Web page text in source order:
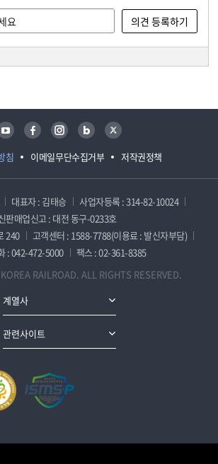
침 이메일무단수집거부 저작권정책
유튜브 페이스북 인스타그램 블로그 트위터
대표자 : 김태승
사업자등록 : 314-82-10024
판매업신고 : 대전 동구-0233호
240
고객센터 : 1588-7788(이용료 : 발신자부담)
: 042-472-5000
팩스 : 02-361-8385
RAILROAD. ALL RIGHTS RESERVED.
계열사
관련사이트